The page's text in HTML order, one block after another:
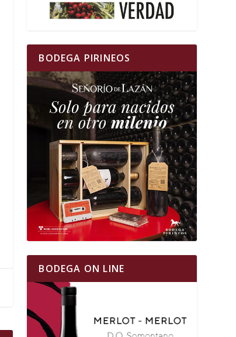
BODEGA PIRINEOS
BODEGA ON LINE